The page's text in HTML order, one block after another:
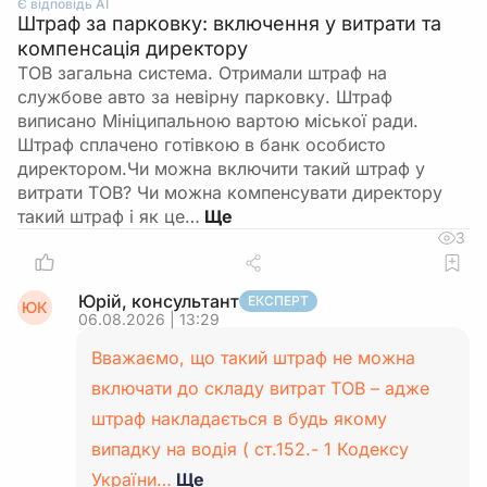
Є відповідь АІ
Штраф за парковку: включення у витрати та
компенсація директору
ТОВ загальна система. Отримали штраф на
службове авто за невірну парковку. Штраф
виписано Мініципальною вартою міської ради.
Штраф сплачено готівкою в банк особисто
директором.Чи можна включити такий штраф у
витрати ТОВ? Чи можна компенсувати директору
такий штраф і як це…
3
ЮК Юрій, консультант ЕКСПЕРТ
06.08.2026 | 13:29
Вважаємо, що такий штраф не можна
включати до складу витрат ТОВ – адже
штраф накладається в будь якому
випадку на водія ( ст.152.- 1 Кодексу
України… Ще